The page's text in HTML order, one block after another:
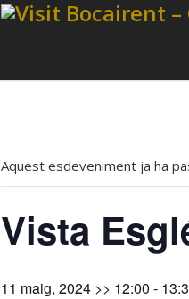
Aquest esdeveniment ja ha
Vista
11 maig, 2024 >> 12:00 -